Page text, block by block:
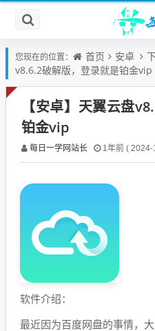
您现在的位置： 首页 安卓
v8.6.2破解版，登录就是铂金vip
【安卓】天翼云盘
铂金vip
每日一学网站长 1年前 (
软件介绍：
最近因为百度网盘的事情，